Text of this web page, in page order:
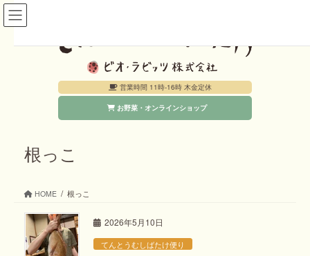
コ
ナ
営業時間 11時-16時 木金定休
お野菜・オンラインショップ
根っこ
HOME 根っこ
2026年5月10日
てんとうむしばたけ便り